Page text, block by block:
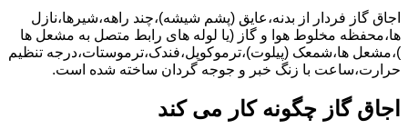
اجاق گاز فردار از بدنه،عایق (پشم شیشه)،چند راهه،شیرها،نازل
ها،محفظه مخلوط هوا و گاز (یا لوله های رابط متصل به مشعل ها
)،مشعل ها،شمعک (پیلوت)،ترموکوپل،فندک،ترموستات،درجه تنظیم
حرارت،ساعت با زنگ خبر و جوجه گردان ساخته شده است.
اجاق گاز چگونه کار می کند